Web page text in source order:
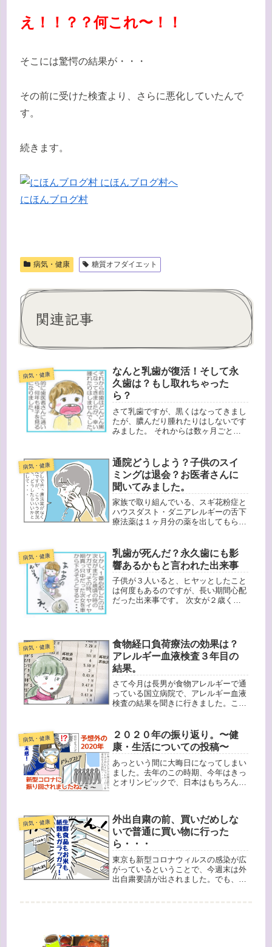
え！！？？何これ〜！！
そこには驚愕の結果が・・・
その前に受けた検査より、さらに悪化していたんで
す。
続きます。
にほんブログ村
病気・健康 糖質オフダイエット
関連記事
病気・健康
なんと乳歯が復活！そして永
久歯は？もし取れちゃった
ら？
さて乳歯ですが、黒くはなってきまし
たが、膿んだり腫れたりはしないです
みました。 それからは数ヶ月ごとに
なってきたのです！歯医者さんが言う
には「乳歯は意外と生命力が強くて、
生き...
病気・健康
通院どうしよう？子供のスイ
ミングは退会？お医者さんに
聞いてみました。
家族で取り組んでいる、スギ花粉症と
ハウスダスト・ダニアレルギーの舌下
療法薬は１ヶ月分の薬を出してもらえ
のなのか？そこで病院に電話する
と・・・咳や熱などの症状がある方
は、指定...
病気・健康
乳歯が死んだ？永久歯にも影
響あるかもと言われた出来事
子供が３人いると、ヒヤッとしたこと
は何度もあるのですが、長い期間心配
だった出来事です。 次女が２歳くら
る！」と私の手を拒否！私も、車から
降り...
病気・健康
食物経口負荷療法の効果は？
アレルギー血液検査３年目の
結果。
さて今月は長男が食物アレルギーで通
っている国立病院で、アレルギー血液
検査の結果を聞きに行きました。この
科で１回）。同時期に同じ項目のアレ
ルギー数値が出ているので、経過を見
る...
病気・健康
２０２０年の振り返り。〜健
康・生活についての投稿〜
あっという間に大晦日になってしまい
ました。去年のこの時期、今年はきっ
とオリンピックで、日本はもちろん世
たね。去年の年末、なんと私だけがイ
ンフ...
病気・健康
外出自粛の前、買いだめしな
いで普通に買い物に行った
ら・・・
東京も新型コロナウィルスの感染が広
がっているということで、今週末は外
出自粛要請が出されました。でも、食